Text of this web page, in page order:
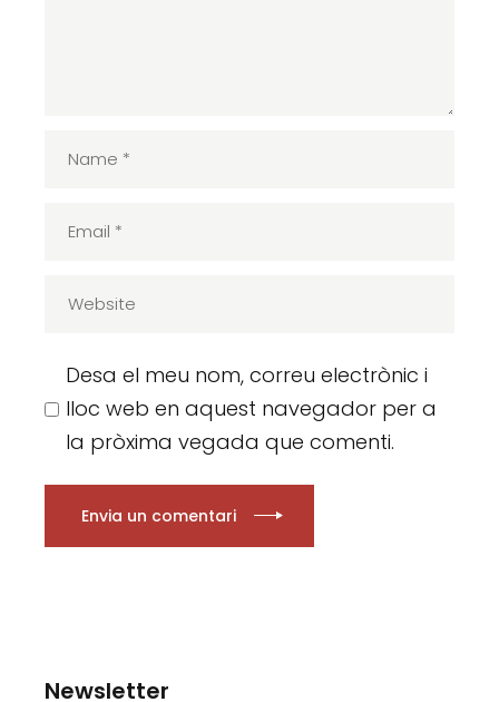
Desa el meu nom, correu electrònic i
lloc web en aquest navegador per a
la pròxima vegada que comenti.
Envia un comentari
Newsletter